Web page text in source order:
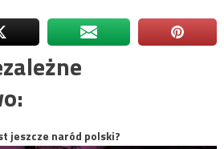
jeszcze naród polski?